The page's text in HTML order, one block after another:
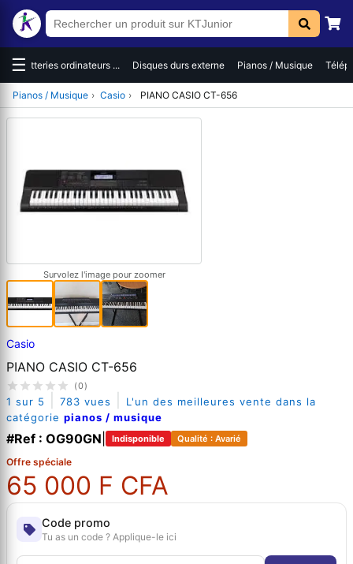
☰Batteries ordinateurs ... Disques durs externe Pianos / Musique
Pianos / Musique › Casio › PIANO CASIO CT-656
Survolez l'image pour zoomer
Casio
PIANO CASIO CT-656
(0)
1 sur 5 783 vues
L'un des meilleures vente dans la
catégorie pianos / musique
#Ref : OG90GN Indisponible Qualité : Avarié
Offre spéciale
65 000 F CFA
Code promo
Tu as un code ? Applique-le ici